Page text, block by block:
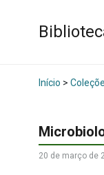
Início >
20 de março de